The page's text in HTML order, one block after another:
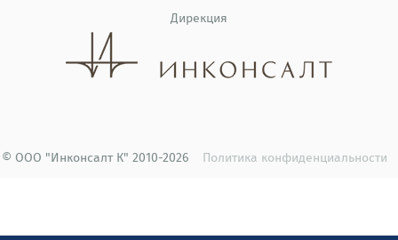
Дирекция
© ООО "Инконсалт К" 2010-2026 Политика конфиденциальности